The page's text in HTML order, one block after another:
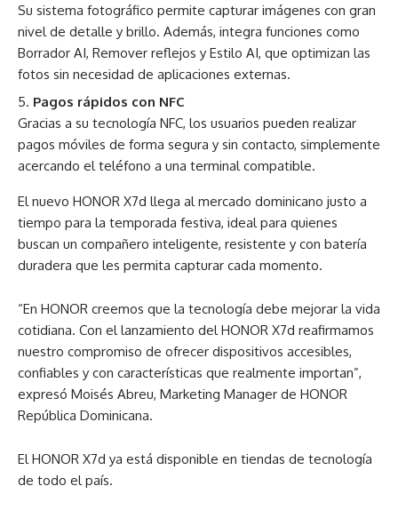
Su sistema fotográfico permite capturar imágenes con gran
nivel de detalle y brillo. Además, integra funciones como
Borrador AI, Remover reflejos y Estilo AI, que optimizan las
fotos sin necesidad de aplicaciones externas.
Pagos rápidos con NFC
Gracias a su tecnología NFC, los usuarios pueden realizar
pagos móviles de forma segura y sin contacto, simplemente
acercando el teléfono a una terminal compatible.
El nuevo HONOR X7d llega al mercado dominicano justo a
tiempo para la temporada festiva, ideal para quienes
buscan un compañero inteligente, resistente y con batería
duradera que les permita capturar cada momento.
“En HONOR creemos que la tecnología debe mejorar la vida
cotidiana. Con el lanzamiento del HONOR X7d reafirmamos
nuestro compromiso de ofrecer dispositivos accesibles,
confiables y con características que realmente importan”,
expresó Moisés Abreu, Marketing Manager de HONOR
República Dominicana.
El HONOR X7d ya está disponible en tiendas de tecnología
de todo el país.